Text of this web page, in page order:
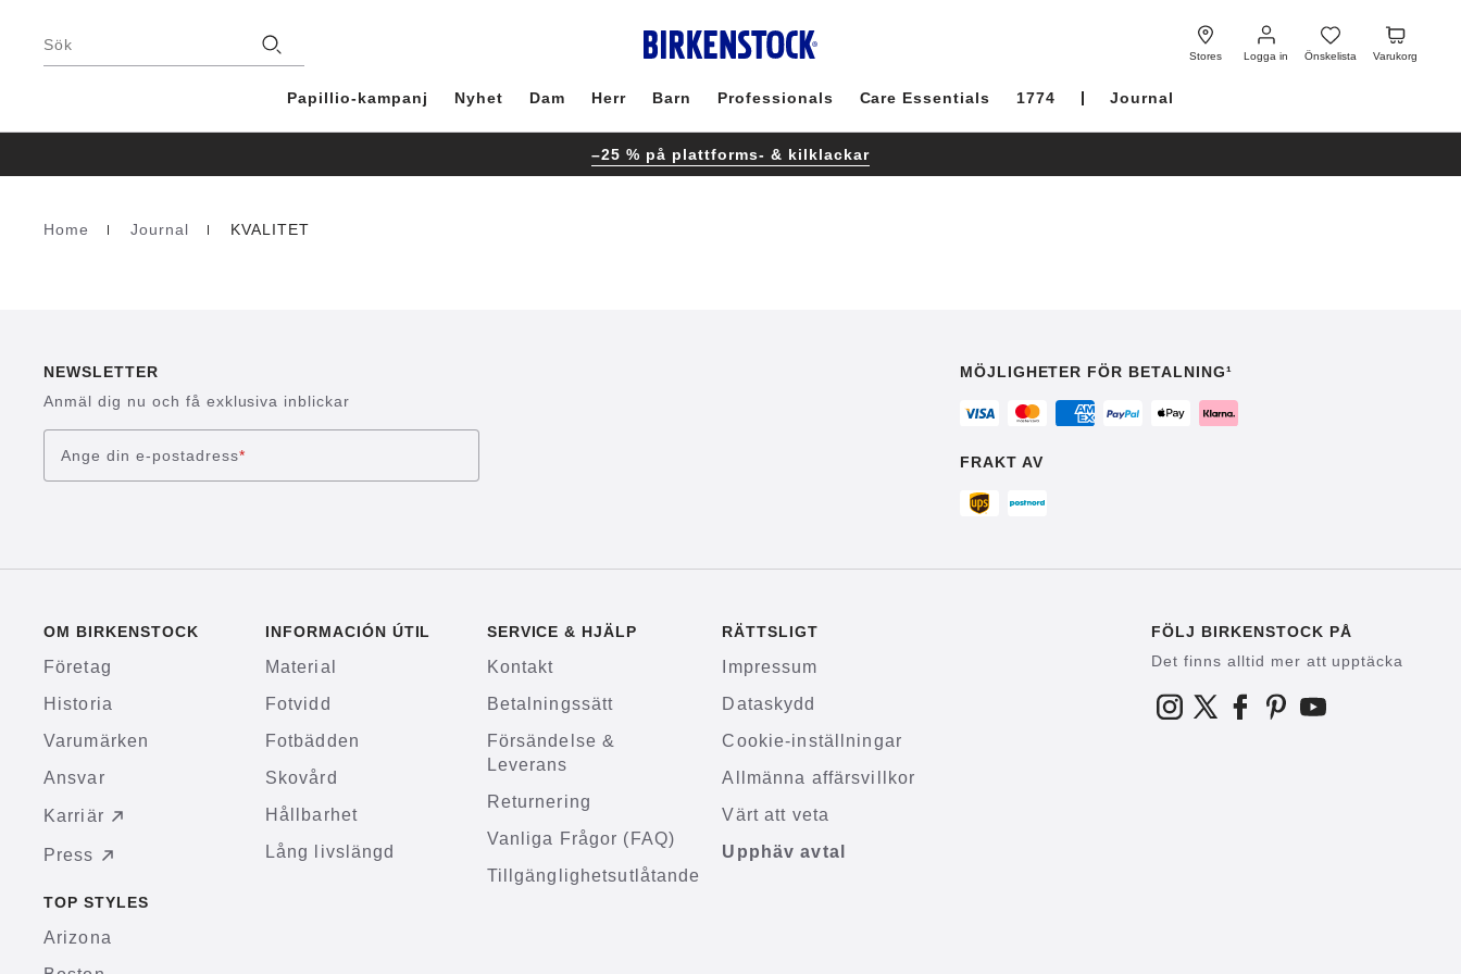
Sök
Stores Logga in
Logga
in
Önskelista
Önskelista
Varukorg
Varukorg
Papillio-kampanj Nyhet Dam Herr Barn Professionals Care Essentials 1774 Journal
–25 % på plattforms- & kilklackar
Homepage
Home Journal KVALITET
NEWSLETTER
Anmäl dig nu och få exklusiva inblickar
Ange din e-postadress*
MÖJLIGHETER FÖR BETALNING¹
FRAKT AV
OM BIRKENSTOCK
Företag
Historia
Varumärken
Ansvar
Karriär
Press
INFORMACIÓN ÚTIL
Material
Fotvidd
Fotbädden
Skovård
Hållbarhet
Lång livslängd
SERVICE & HJÄLP
Kontakt
Betalningssätt
Försändelse &
Leverans
Returnering
Vanliga Frågor (FAQ)
Tillgänglighetsutlåtande
RÄTTSLIGT
Impressum
Dataskydd
Cookie-inställningar
Allmänna affärsvillkor
Värt att veta
Upphäv avtal
TOP STYLES
Arizona
FÖLJ BIRKENSTOCK PÅ
Det finns alltid mer att upptäcka